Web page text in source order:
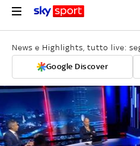
News e Highlights, tutto live:
Google Discover